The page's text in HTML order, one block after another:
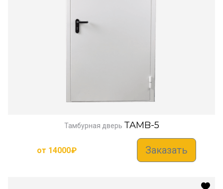
Тамбурная дверь TAMB-5
от 14000₽ Заказать